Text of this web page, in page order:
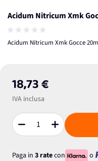
Acidum Nitricum Xmk
Acidum Nitricum Xmk Gocce
18,73 €
IVA inclusa
Quantità
Paga in 3 ratecon
o